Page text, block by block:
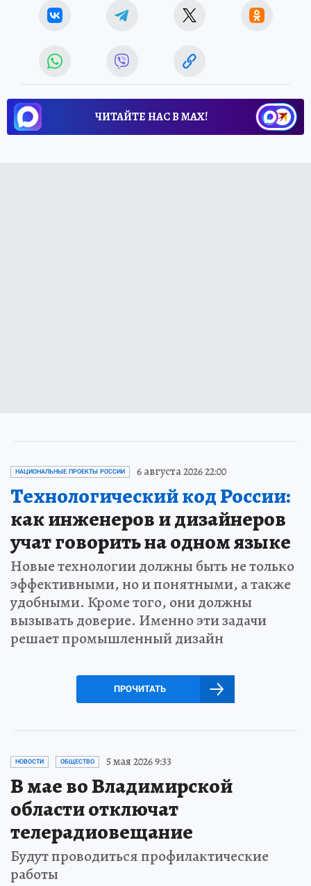
ЧИТАЙТЕ НАС В МАХ!
НАЦИОНАЛЬНЫЕ ПРОЕКТЫ РОССИИ 6 августа 2026 22:00
Технологический код России:
как инженеров и дизайнеров
учат говорить на одном языке
Новые технологии должны быть не только
эффективными, но и понятными, а также
удобными. Кроме того, они должны
вызывать доверие. Именно эти задачи
решает промышленный дизайн
ПРОЧИТАТЬ
НОВОСТИ ОБЩЕСТВО 5 мая 2026 9:33
В мае во Владимирской
области отключат
телерадиовещание
Будут проводиться профилактические
работы